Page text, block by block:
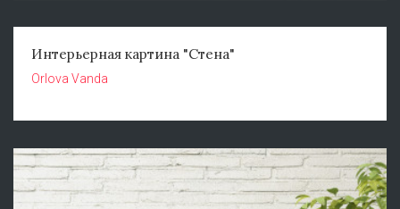
Интерьерная картина "Стена"
Orlova Vanda